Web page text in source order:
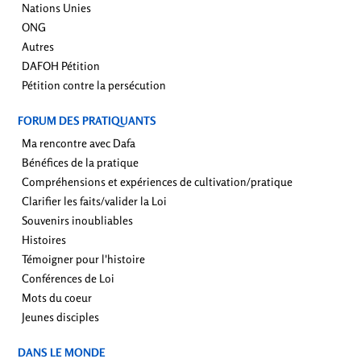
Nations Unies
ONG
Autres
DAFOH Pétition
Pétition contre la persécution
FORUM DES PRATIQUANTS
Ma rencontre avec Dafa
Bénéfices de la pratique
Compréhensions et expériences de cultivation/pratique
Clarifier les faits/valider la Loi
Souvenirs inoubliables
Histoires
Témoigner pour l'histoire
Conférences de Loi
Mots du coeur
Jeunes disciples
DANS LE MONDE